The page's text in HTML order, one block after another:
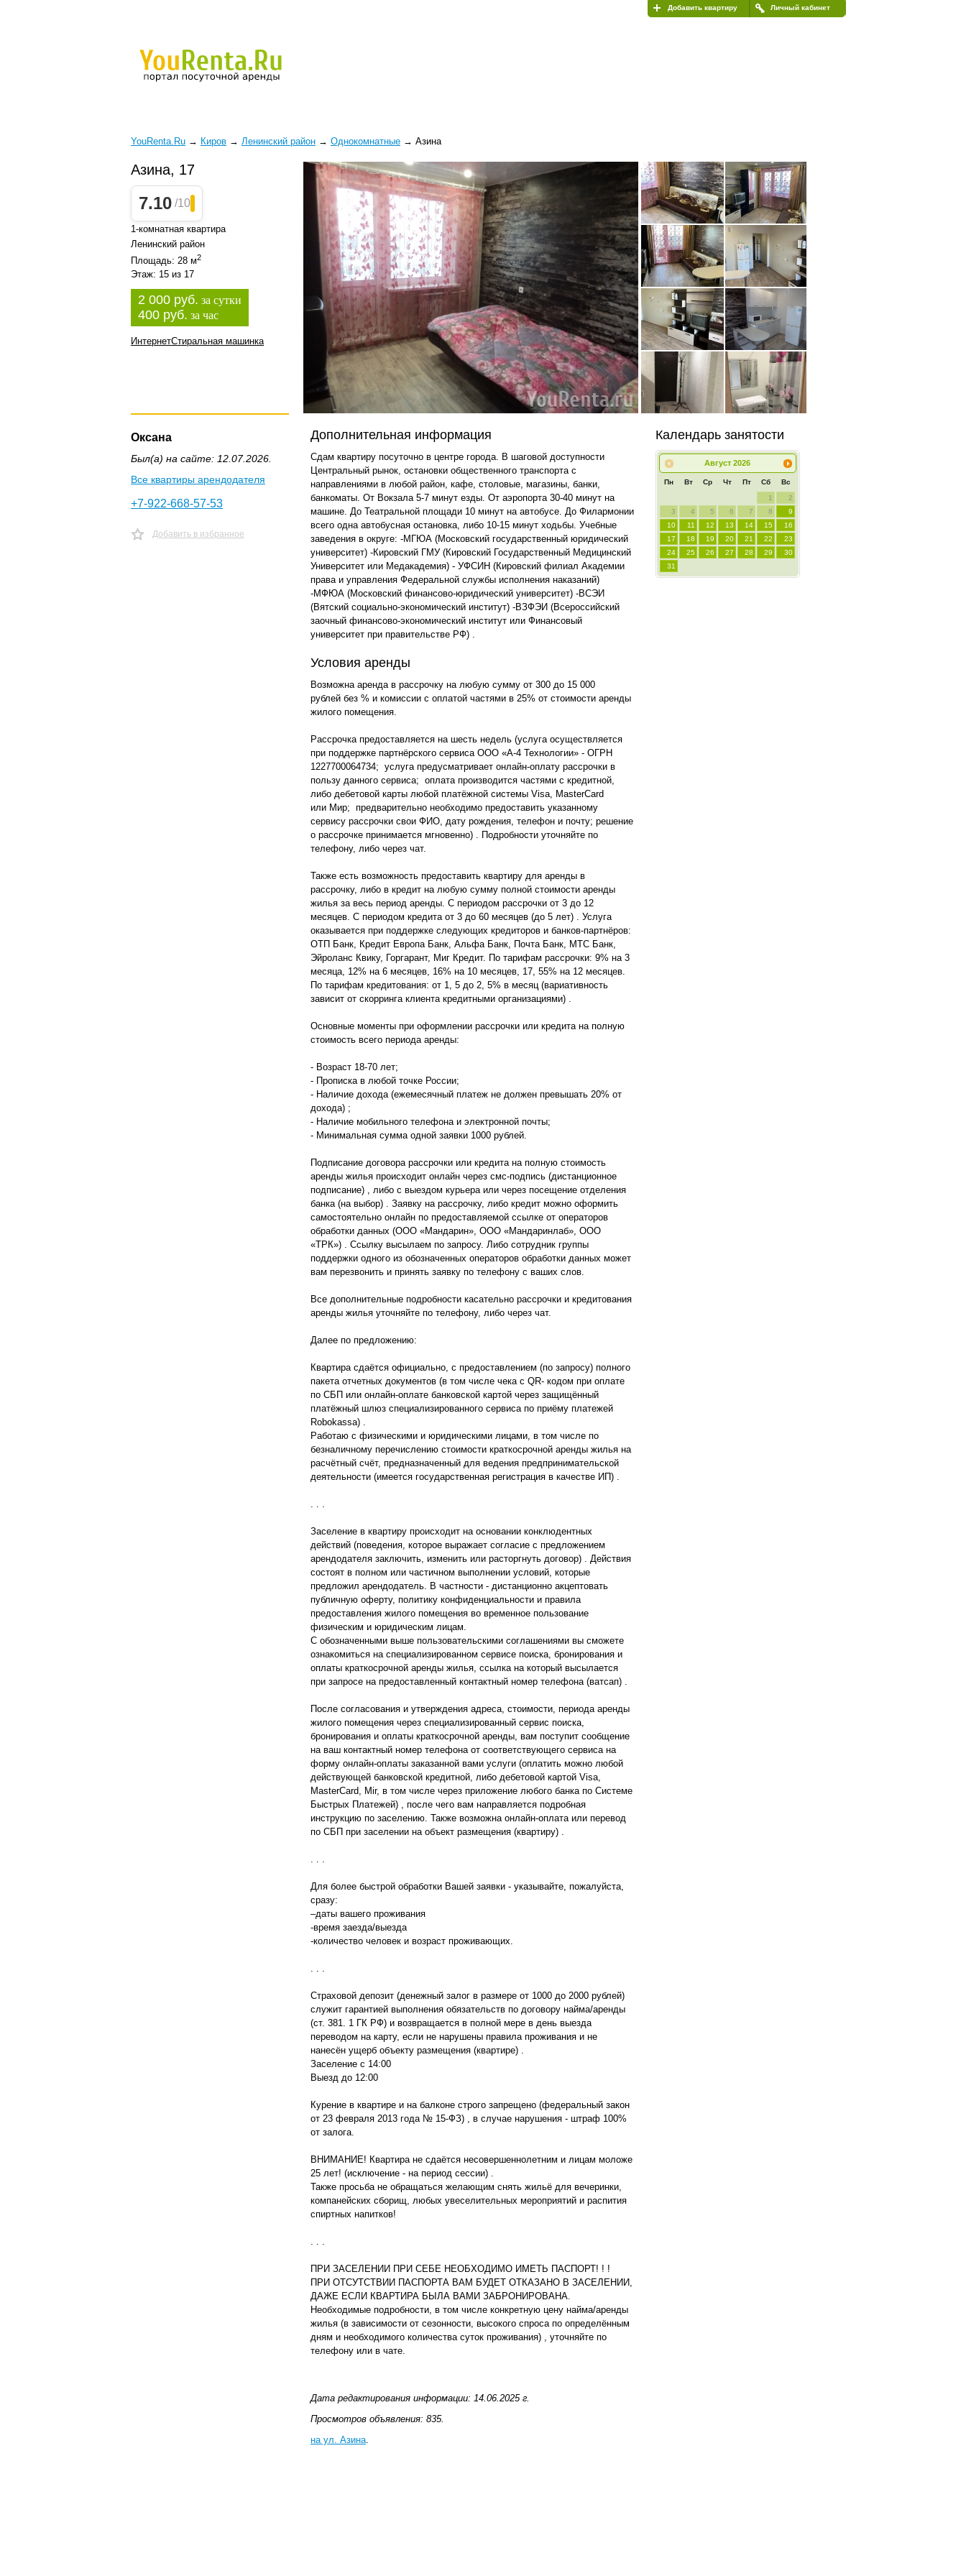
Личный кабинет
Добавить квартиру
YouRenta.Ru → Киров → Ленинский район → Однокомнатные → Азина
Азина, 17
7.10 /10
1-комнатная квартира
Ленинский район
Площадь: 28 м2
Этаж: 15 из 17
2 000 руб. за сутки
400 руб. за час
ИнтернетСтиральная машинка
Оксана
Был(а) на сайте: 12.07.2026.
Все квартиры арендодателя
+7-922-668-57-53
Добавить в избранное
Дополнительная информация
Сдам квартиру посуточно в центре города. В шаговой доступности
Центральный рынок, остановки общественного транспорта с
направлениями в любой район, кафе, столовые, магазины, банки,
банкоматы. От Вокзала 5-7 минут езды. От аэропорта 30-40 минут на
машине. До Театральной площади 10 минут на автобусе. До Филармонии
всего одна автобусная остановка, либо 10-15 минут ходьбы. Учебные
заведения в округе: -МГЮА (Московский государственный юридический
университет) -Кировский ГМУ (Кировский Государственный Медицинский
Университет или Медакадемия) - УФСИН (Кировский филиал Академии
права и управления Федеральной службы исполнения наказаний)
-МФЮА (Московский финансово-юридический университет) -ВСЭИ
(Вятский социально-экономический институт) -ВЗФЭИ (Всероссийский
заочный финансово-экономический институт или Финансовый
университет при правительстве РФ) .
Условия аренды
Возможна аренда в рассрочку на любую сумму от 300 до 15 000
рублей без % и комиссии с оплатой частями в 25% от стоимости аренды
жилого помещения.
Рассрочка предоставляется на шесть недель (услуга осуществляется
при поддержке партнёрского сервиса ООО «А-4 Технологии» - ОГРН
1227700064734; услуга предусматривает онлайн-оплату рассрочки в
пользу данного сервиса; оплата производится частями с кредитной,
либо дебетовой карты любой платёжной системы Visa, MasterCard
или Мир; предварительно необходимо предоставить указанному
сервису рассрочки свои ФИО, дату рождения, телефон и почту; решение
о рассрочке принимается мгновенно) . Подробности уточняйте по
телефону, либо через чат.
Также есть возможность предоставить квартиру для аренды в
рассрочку, либо в кредит на любую сумму полной стоимости аренды
жилья за весь период аренды. С периодом рассрочки от 3 до 12
месяцев. С периодом кредита от 3 до 60 месяцев (до 5 лет) . Услуга
оказывается при поддержке следующих кредиторов и банков-партнёров:
ОТП Банк, Кредит Европа Банк, Альфа Банк, Почта Банк, МТС Банк,
Эйроланс Квику, Горгарант, Миг Кредит. По тарифам рассрочки: 9% на 3
месяца, 12% на 6 месяцев, 16% на 10 месяцев, 17, 55% на 12 месяцев.
По тарифам кредитования: от 1, 5 до 2, 5% в месяц (вариативность
зависит от скорринга клиента кредитными организациями) .
Основные моменты при оформлении рассрочки или кредита на полную
стоимость всего периода аренды:
- Возраст 18-70 лет;
- Прописка в любой точке России;
- Наличие дохода (ежемесячный платеж не должен превышать 20% от
дохода) ;
- Наличие мобильного телефона и электронной почты;
- Минимальная сумма одной заявки 1000 рублей.
Подписание договора рассрочки или кредита на полную стоимость
аренды жилья происходит онлайн через смс-подпись (дистанционное
подписание) , либо с выездом курьера или через посещение отделения
банка (на выбор) . Заявку на рассрочку, либо кредит можно оформить
самостоятельно онлайн по предоставляемой ссылке от операторов
обработки данных (ООО «Мандарин», ООО «Мандаринлаб», ООО
«ТРК») . Ссылку высылаем по запросу. Либо сотрудник группы
поддержки одного из обозначенных операторов обработки данных может
вам перезвонить и принять заявку по телефону с ваших слов.
Все дополнительные подробности касательно рассрочки и кредитования
аренды жилья уточняйте по телефону, либо через чат.
Далее по предложению:
Квартира сдаётся официально, с предоставлением (по запросу) полного
пакета отчетных документов (в том числе чека с QR- кодом при оплате
по СБП или онлайн-оплате банковской картой через защищённый
платёжный шлюз специализированного сервиса по приёму платежей
Robokassa) .
Работаю с физическими и юридическими лицами, в том числе по
безналичному перечислению стоимости краткосрочной аренды жилья на
расчётный счёт, предназначенный для ведения предпринимательской
деятельности (имеется государственная регистрация в качестве ИП) .
. . .
Заселение в квартиру происходит на основании конклюдентных
действий (поведения, которое выражает согласие с предложением
арендодателя заключить, изменить или расторгнуть договор) . Действия
состоят в полном или частичном выполнении условий, которые
предложил арендодатель. В частности - дистанционно акцептовать
публичную оферту, политику конфиденциальности и правила
предоставления жилого помещения во временное пользование
физическим и юридическим лицам.
С обозначенными выше пользовательскими соглашениями вы сможете
ознакомиться на специализированном сервисе поиска, бронирования и
оплаты краткосрочной аренды жилья, ссылка на который высылается
при запросе на предоставленный контактный номер телефона (ватсап) .
После согласования и утверждения адреса, стоимости, периода аренды
жилого помещения через специализированный сервис поиска,
бронирования и оплаты краткосрочной аренды, вам поступит сообщение
на ваш контактный номер телефона от соответствующего сервиса на
форму онлайн-оплаты заказанной вами услуги (оплатить можно любой
действующей банковской кредитной, либо дебетовой картой Visa,
MasterCard, Mir, в том числе через приложение любого банка по Системе
Быстрых Платежей) , после чего вам направляется подробная
инструкцию по заселению. Также возможна онлайн-оплата или перевод
по СБП при заселении на объект размещения (квартиру) .
. . .
Для более быстрой обработки Вашей заявки - указывайте, пожалуйста,
сразу:
–даты вашего проживания
-время заезда/выезда
-количество человек и возраст проживающих.
. . .
Страховой депозит (денежный залог в размере от 1000 до 2000 рублей)
служит гарантией выполнения обязательств по договору найма/аренды
(ст. 381. 1 ГК РФ) и возвращается в полной мере в день выезда
переводом на карту, если не нарушены правила проживания и не
нанесён ущерб объекту размещения (квартире) .
Заселение с 14:00
Выезд до 12:00
Курение в квартире и на балконе строго запрещено (федеральный закон
от 23 февраля 2013 года № 15-ФЗ) , в случае нарушения - штраф 100%
от залога.
ВНИМАНИЕ! Квартира не сдаётся несовершеннолетним и лицам моложе
25 лет! (исключение - на период сессии) .
Также просьба не обращаться желающим снять жильё для вечеринки,
компанейских сборищ, любых увеселительных мероприятий и распития
спиртных напитков!
. . .
ПРИ ЗАСЕЛЕНИИ ПРИ СЕБЕ НЕОБХОДИМО ИМЕТЬ ПАСПОРТ! ! !
ПРИ ОТСУТСТВИИ ПАСПОРТА ВАМ БУДЕТ ОТКАЗАНО В ЗАСЕЛЕНИИ,
ДАЖЕ ЕСЛИ КВАРТИРА БЫЛА ВАМИ ЗАБРОНИРОВАНА.
Необходимые подробности, в том числе конкретную цену найма/аренды
жилья (в зависимости от сезонности, высокого спроса по определённым
дням и необходимого количества суток проживания) , уточняйте по
телефону или в чате.
Дата редактирования информации: 14.06.2025 г.
Просмотров объявления: 835.
на ул. Азина.
Календарь занятости
Август 2026
Пн Вт Ср Чт Пт Сб Вс
1
2
3
4 5 6 7 8
9
10
11 12 13 14 15
16
17
18 19 20 21 22
23
24
25 26 27 28 29
30
31